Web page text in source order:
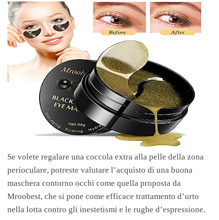
Se volete regalare una coccola extra alla pelle della zona
perioculare, potreste valutare l’acquisto di una buona
maschera contorno occhi come quella proposta da
Mroobest, che si pone come efficace trattamento d’urto
nella lotta contro gli inestetismi e le rughe d’espressione.